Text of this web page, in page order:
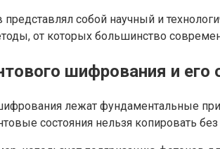
собой научный и
от которых большинство
шифрования и его
лежат фундаментальные
состояния нельзя копировать